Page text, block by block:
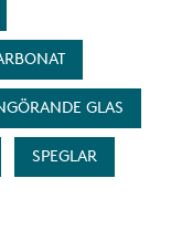
GLAS
SPEGLAR